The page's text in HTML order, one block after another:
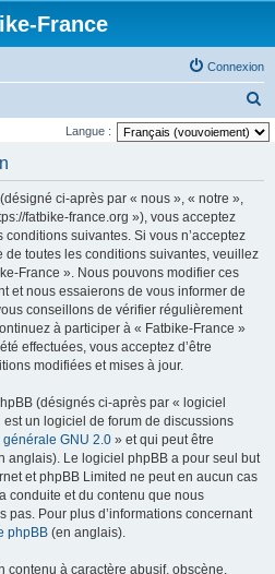
France
Connexion
e
Langue :
ci-après par « nous », « notre »,
fatbike-france.org »), vous acceptez
suivantes. Si vous n’acceptez
de toutes les conditions suivantes, veuillez
France ». Nous pouvons modifier ces
et nous essaierons de vous informer de
conseillons de vérifier régulièrement
à participer à « Fatbike-France »
effectuées, vous acceptez d’être
modifiées et mises à jour.
(désignés ci-après par « logiciel
un logiciel de forum de discussions
GNU 2.0 » et qui peut être
anglais). Le logiciel phpBB a pour seul but
et phpBB Limited ne peut en aucun cas
conduite et du contenu que nous
pas. Pour plus d’informations concernant
phpBB (en anglais).
contenu à caractère abusif, obscène,